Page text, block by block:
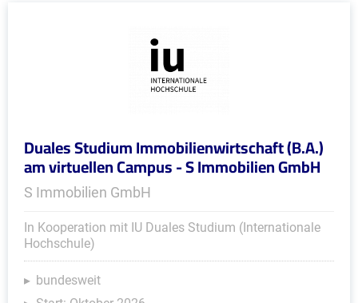
Duales Studium Immobilienwirtschaft (B.A.)
am virtuellen Campus - S Immobilien GmbH
S Immobilien GmbH
In Kooperation mit IU Duales Studium (Internationale
Hochschule)
bundesweit